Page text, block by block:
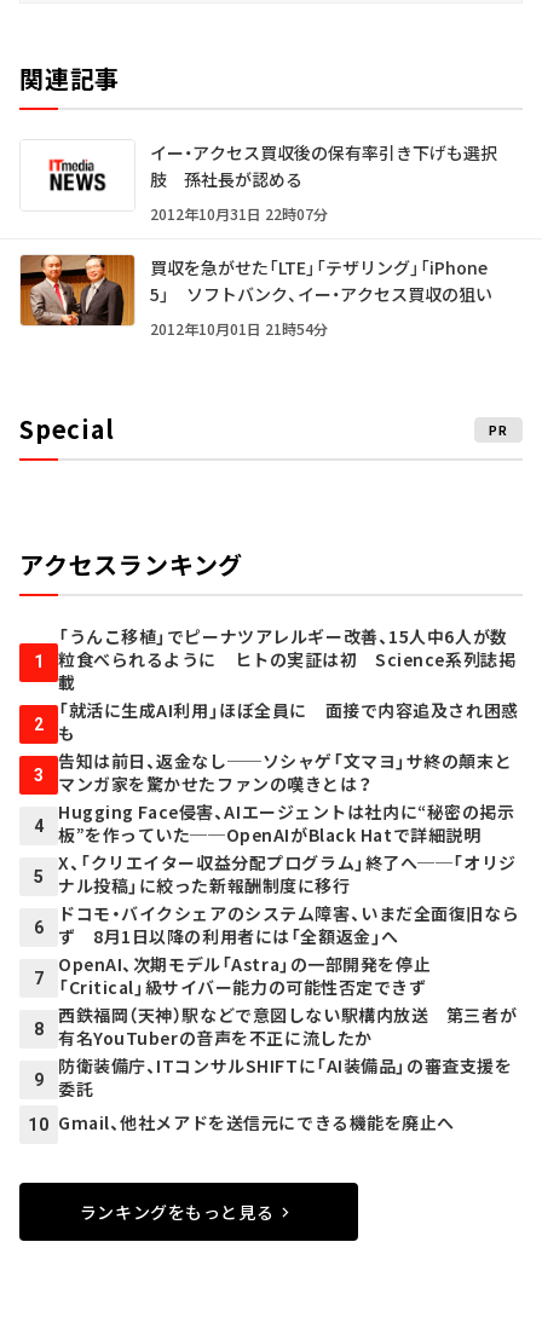
関連記事
イー・アクセス買収後の保有率引き下げも選択
肢 孫社長が認める
2012年10月31日 22時07分
買収を急がせた「LTE」「テザリング」「iPhone
5」 ソフトバンク、イー・アクセス買収の狙い
2012年10月01日 21時54分
Special PR
アクセスランキング
1
「うんこ移植」でピーナツアレルギー改善、15人中6人が数
粒食べられるように ヒトの実証は初 Science系列誌掲
載
2
「就活に生成AI利用」ほぼ全員に 面接で内容追及され困惑
も
3
告知は前日、返金なし──ソシャゲ「文マヨ」サ終の顛末と
マンガ家を驚かせたファンの嘆きとは？
4
Hugging Face侵害、AIエージェントは社内に“秘密の掲示
板”を作っていた──OpenAIがBlack Hatで詳細説明
5
X、「クリエイター収益分配プログラム」終了へ──「オリジ
ナル投稿」に絞った新報酬制度に移行
6
ドコモ・バイクシェアのシステム障害、いまだ全面復旧なら
ず 8月1日以降の利用者には「全額返金」へ
7
OpenAI、次期モデル「Astra」の一部開発を停止
「Critical」級サイバー能力の可能性否定できず
8
西鉄福岡（天神）駅などで意図しない駅構内放送 第三者が
有名YouTuberの音声を不正に流したか
9
防衛装備庁、ITコンサルSHIFTに「AI装備品」の審査支援を
委託
10 Gmail、他社メアドを送信元にできる機能を廃止へ
ランキングをもっと見る